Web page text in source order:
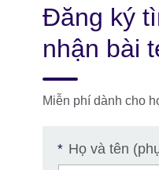
Đăng ký
nhận bài
Miễn phí dành cho
* Họ và tên